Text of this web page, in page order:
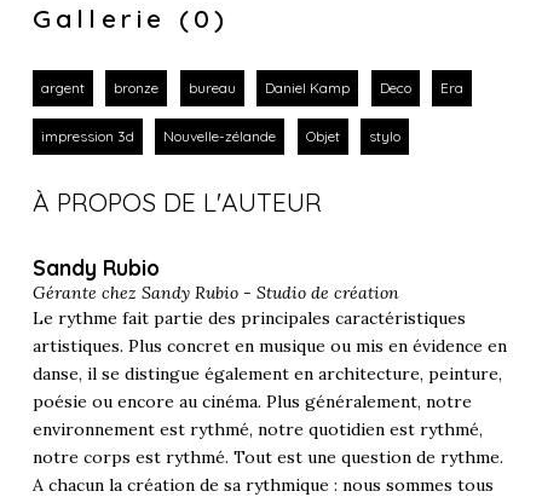
Gallerie (0)
argent bronze bureau Daniel Kamp Deco Era
impression 3d Nouvelle-zélande Objet stylo
À PROPOS DE L'AUTEUR
Sandy Rubio
Gérante chez Sandy Rubio - Studio de création
Le rythme fait partie des principales caractéristiques
artistiques. Plus concret en musique ou mis en évidence en
danse, il se distingue également en architecture, peinture,
poésie ou encore au cinéma. Plus généralement, notre
environnement est rythmé, notre quotidien est rythmé,
notre corps est rythmé. Tout est une question de rythme.
A chacun la création de sa rythmique : nous sommes tous